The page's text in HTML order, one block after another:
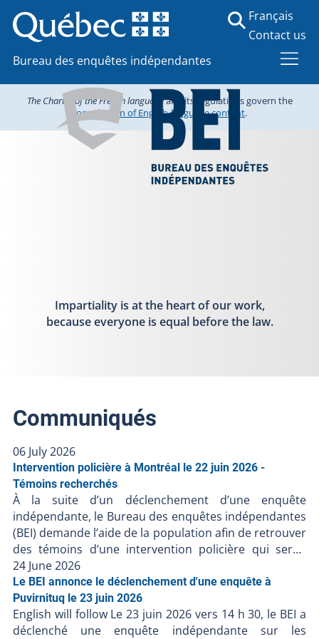
Bureau des enquêtes indépendantes
Français
Contact us
The Charter of the French languageand its regulations govern the
consultation of English-language content.
Impartiality is at the heart of our work,
because everyone is equal before the law.
Communiqués
06 July 2026
Intervention policière à Montréal le 22 juin 2026 -
Témoins recherchés
À la suite d’un déclenchement d’une enquête
indépendante, le Bureau des enquêtes indépendantes
(BEI) demande l’aide de la population afin de retrouver
des témoins d’une intervention policière qui serait
déroulée dans le quartier Côte-des-Neiges à Montréal,
le 22 juin 2026. Vers 11 h 35, les policiers du Service de
police de la Ville de Montréal seraient intervenus pour
une personne armée. Le BEI recherche des témoins
concernant cette intervention policière ou toute
24 June 2026
Le BEI annonce le déclenchement d'une enquête à
Puvirnituq le 23 juin 2026
English will follow Le 23 juin 2026 vers 14 h 30, le BEI a
déclenché une enquête indépendante sur les